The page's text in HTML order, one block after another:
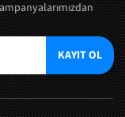
KAYIT OL